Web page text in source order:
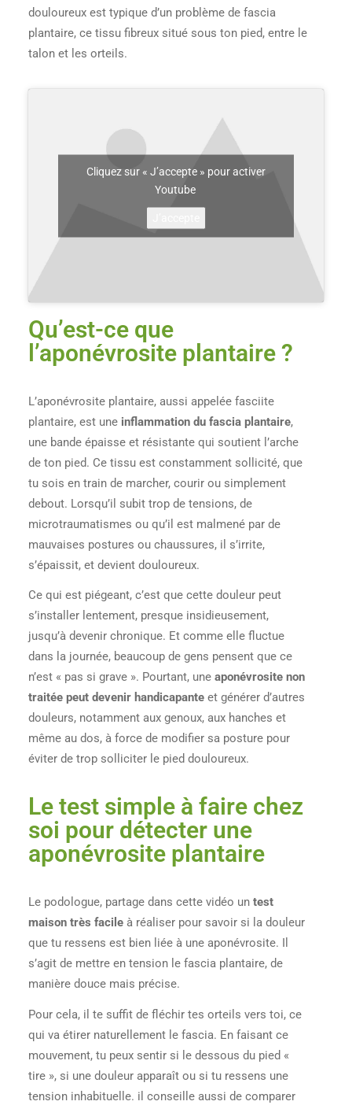
douloureux est typique d’un problème de fascia
plantaire, ce tissu fibreux situé sous ton pied, entre le
talon et les orteils.
Cliquez sur « J’accepte » pour activer
Youtube
Qu’est-ce que
l’aponévrosite plantaire ?
L’aponévrosite plantaire, aussi appelée fasciite
plantaire, est une inflammation du fascia plantaire,
une bande épaisse et résistante qui soutient l’arche
de ton pied. Ce tissu est constamment sollicité, que
tu sois en train de marcher, courir ou simplement
debout. Lorsqu’il subit trop de tensions, de
microtraumatismes ou qu’il est malmené par de
mauvaises postures ou chaussures, il s’irrite,
s’épaissit, et devient douloureux.
Ce qui est piégeant, c’est que cette douleur peut
s’installer lentement, presque insidieusement,
jusqu’à devenir chronique. Et comme elle fluctue
dans la journée, beaucoup de gens pensent que ce
n’est « pas si grave ». Pourtant, uneaponévrosite non
traitée peut devenir handicapante et générer d’autres
douleurs, notamment aux genoux, aux hanches et
même au dos, à force de modifier sa posture pour
éviter de trop solliciter le pied douloureux.
Le test simple à faire chez
soi pour détecter une
aponévrosite plantaire
Le podologue, partage dans cette vidéo untest
maison très facile à réaliser pour savoir si la douleur
que tu ressens est bien liée à une aponévrosite. Il
s’agit de mettre en tension le fascia plantaire, de
manière douce mais précise.
Pour cela, il te suffit de fléchir tes orteils vers toi, ce
qui va étirer naturellement le fascia. En faisant ce
mouvement, tu peux sentir si le dessous du pied «
tire », si une douleur apparaît ou si tu ressens une
tension inhabituelle. il conseille aussi de comparer